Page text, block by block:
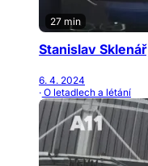
27 min
Stanislav
6. 4. 2024
· O letadlech a létání